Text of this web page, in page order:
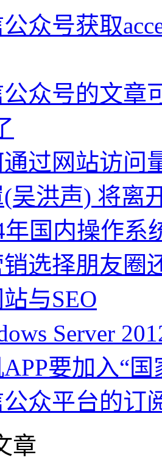
众号获取
众号的文章
过网站访问
吴洪声) 将离
年国内操作系
选择朋友圈
与SEO
Server
要加入“
众平台的订
章